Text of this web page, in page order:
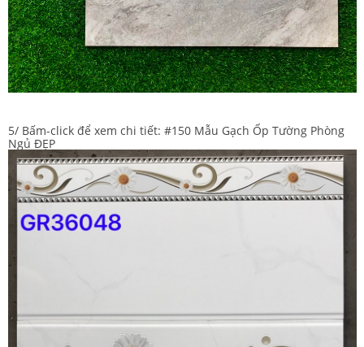
5/ Bấm-click để xem chi tiết: #150 Mẫu Gạch Ốp Tường Phòng
Ngủ ĐẸP